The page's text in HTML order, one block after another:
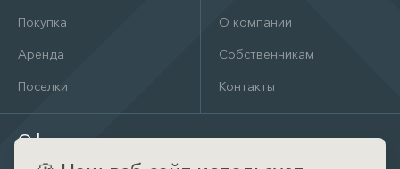
Покупка
Аренда
Поселки
О компании
Собственникам
Контакты
Офис